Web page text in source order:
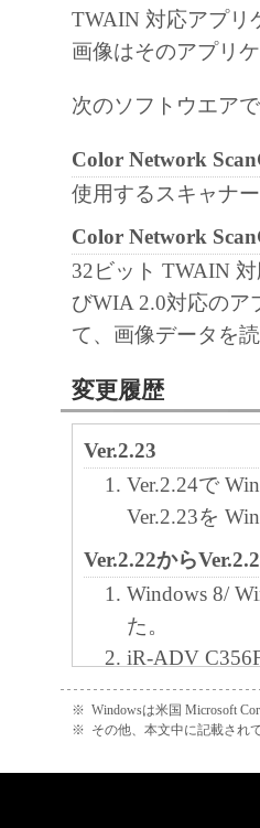
TWAIN 対応アプリ
画像はそのアプリ
次のソフトウエア
Color Network
使用するスキャナ
Color Network
32ビット TWAIN
びWIA 2.0対応のア
て、画像データを
変更履歴
Ver.2.23
Ver.2.24で
Ver.2.23を
Ver.2.22から
Windows 8/
た。
iR-ADV
Ver.2.11から
iR-ADV
iR-ADV
※ Windowsは米国 Microsoft
※ その他、本文中に記載され